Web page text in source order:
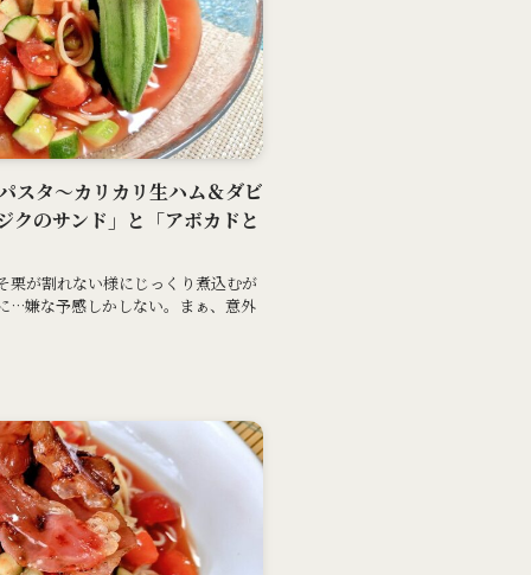
スタ～カリカリ生ハム＆ダビ
クのサンド」と「アボカドと
栗が割れない様にじっくり煮込むが
…嫌な予感しかしない。まぁ、意外